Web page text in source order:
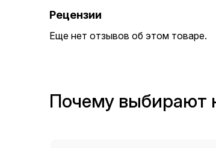
Рецензии
Еще нет отзывов об этом товаре.
Почему выбирают